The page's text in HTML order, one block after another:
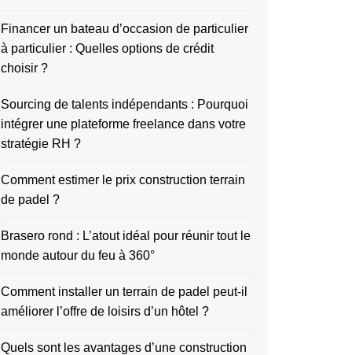
Financer un bateau d’occasion de particulier
à particulier : Quelles options de crédit
choisir ?
Sourcing de talents indépendants : Pourquoi
intégrer une plateforme freelance dans votre
stratégie RH ?
Comment estimer le prix construction terrain
de padel ?
Brasero rond : L’atout idéal pour réunir tout le
monde autour du feu à 360°
Comment installer un terrain de padel peut-il
améliorer l’offre de loisirs d’un hôtel ?
Quels sont les avantages d’une construction